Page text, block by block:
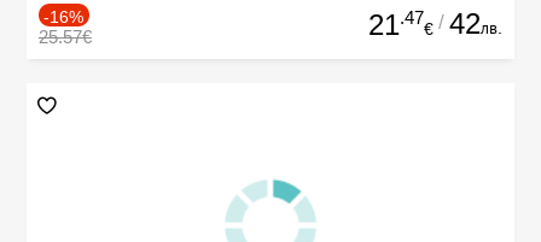
-16%
25.57€ 21.47
€ / 42лв.